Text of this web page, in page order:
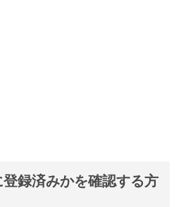
録済みかを確認する方